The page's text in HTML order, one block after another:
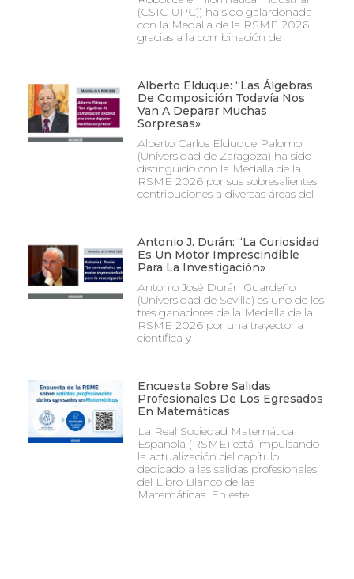
(CSIC-UPC)) ha sido galardonada
con la Medalla de la RSME 2026
gracias a la combinación de
Alberto Elduque: “Las Álgebras
De Composición Todavía Nos
Van A Deparar Muchas
Sorpresas»
Alberto Carlos Elduque Palomo
(Universidad de Zaragoza) ha sido
distinguido con la Medalla de la
RSME 2026 por sus sobresalientes
contribuciones a diversas áreas del
Antonio J. Durán: “La Curiosidad
Es Un Motor Imprescindible
Para La Investigación»
Antonio José Durán Guardeño
(Universidad de Sevilla) es uno de los
tres ganadores de la Medalla de la
RSME 2026 por una trayectoria
científica y
Encuesta Sobre Salidas
Profesionales De Los Egresados
En Matemáticas
La Real Sociedad Matemática
Española (RSME) está impulsando
la actualización del capítulo
dedicado a las salidas profesionales
del Libro Blanco de las
Matemáticas. En este